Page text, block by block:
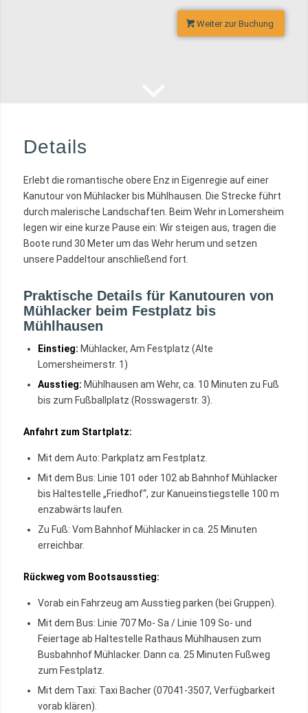
Weiter zur Buchung
Details
Erlebt die romantische obere Enz in Eigenregie auf einer
Kanutour von Mühlacker bis Mühlhausen. Die Strecke führt
durch malerische Landschaften. Beim Wehr in Lomersheim
legen wir eine kurze Pause ein: Wir steigen aus, tragen die
Boote rund 30 Meter um das Wehr herum und setzen
unsere Paddeltour anschließend fort.
Praktische Details für Kanutouren von
Mühlacker beim Festplatz bis
Mühlhausen
Einstieg: Mühlacker, Am Festplatz (Alte
Lomersheimerstr. 1)
Ausstieg: Mühlhausen am Wehr, ca. 10 Minuten zu Fuß
bis zum Fußballplatz (Rosswagerstr. 3).
Anfahrt zum Startplatz:
Mit dem Auto: Parkplatz am Festplatz.
Mit dem Bus: Linie 101 oder 102 ab Bahnhof Mühlacker
bis Haltestelle „Friedhof“, zur Kanueinstiegstelle 100 m
enzabwärts laufen.
Zu Fuß: Vom Bahnhof Mühlacker in ca. 25 Minuten
erreichbar.
Rückweg vom Bootsausstieg:
Vorab ein Fahrzeug am Ausstieg parken (bei Gruppen).
Mit dem Bus: Linie 707 Mo- Sa / Linie 109 So- und
Feiertage ab Haltestelle Rathaus Mühlhausen zum
Busbahnhof Mühlacker. Dann ca. 25 Minuten Fußweg
zum Festplatz.
Mit dem Taxi: Taxi Bacher (07041-3507, Verfügbarkeit
vorab klären).